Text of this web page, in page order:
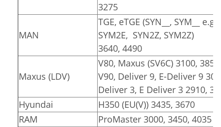
3275
MAN
TGE, eTGE (SYN__, SYM__
SYM2E, SYN2Z, SYM2Z)
3640, 4490
Maxus (LDV)
V80, Maxus (SV6C) 3100, 3850
V90, Deliver 9, E-Deliver 9
Deliver 3, E Deliver 3 2910,
Hyundai
H350 (EU(V)) 3435, 3670
RAM
ProMaster 3000, 3450, 4035